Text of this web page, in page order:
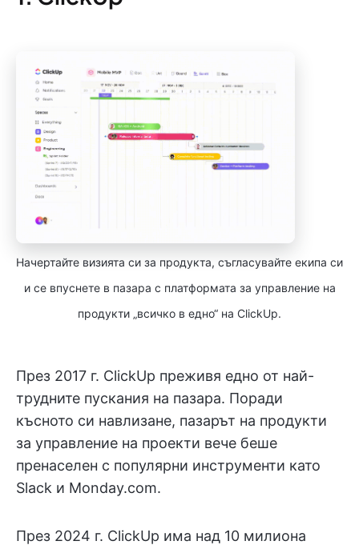
Начертайте визията си за продукта, съгласувайте екипа си
и се впуснете в пазара с платформата за управление на
продукти „всичко в едно“ на ClickUp.
През 2017 г. ClickUp преживя едно от най-
трудните пускания на пазара. Поради
късното си навлизане, пазарът на продукти
за управление на проекти вече беше
пренаселен с популярни инструменти като
Slack и Monday.com.
През 2024 г. ClickUp има над 10 милиона